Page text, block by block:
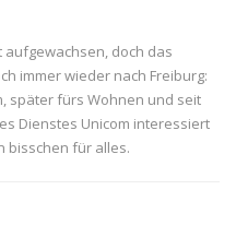
aufgewachsen, doch das
immer wieder nach Freiburg:
später fürs Wohnen und seit
Dienstes Unicom interessiert
bisschen für alles.